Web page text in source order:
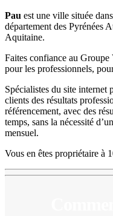
Pau est une ville située
département des Pyrénées
Aquitaine.
Faites confiance au Groupe
pour les professionnels,
Spécialistes du site internet
clients des résultats
référencement, avec des
temps, sans la nécessité
mensuel.
Vous en êtes propriétaire à